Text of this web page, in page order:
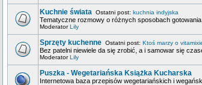
Kuchnie świata Ostatni post: kuchnia indyjska
Tematyczne rozmowy o różnych sposobach gotowania.
ModeratorLily
Sprzęty kuchenne Ostatni post: Ktoś marzy o
Bez patelni niewiele da się zrobić, a i samowar się
ModeratorLily
Puszka - Wegetariańska Książka Kucharska
Internetowa baza przepisów wegetariańskich i